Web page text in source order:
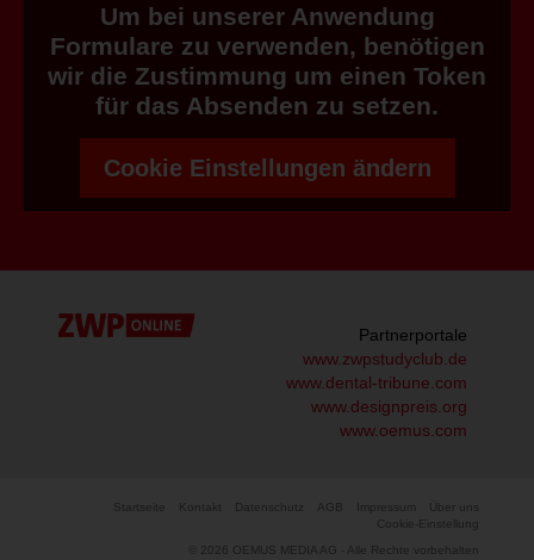
Um bei unserer Anwendung
Formulare zu verwenden, benötigen
wir die Zustimmung um einen Token
für das Absenden zu setzen.
Cookie Einstellungen ändern
Partnerportale
www.zwpstudyclub.de
www.dental-tribune.com
www.designpreis.org
www.oemus.com
Startseite Kontakt Datenschutz AGB Impressum
Über uns
Cookie-Einstellung
© 2026 OEMUS MEDIA AG - Alle Rechte vorbehalten